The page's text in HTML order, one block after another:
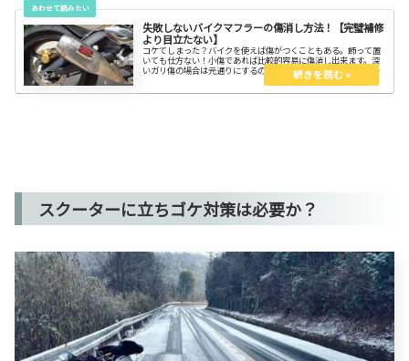
失敗しないバイクマフラーの傷消し方法！【完璧補修
より目立たない】
コケてしまった？バイクを使えば傷がつくこともある。飾って置
いても仕方ない！小傷であれば比較的容易に傷消し出来ます。深
いガリ傷の場合は元通りにするのは困難なので、目立たなく傷隠
しした方が効率的です。錆が出ると面倒なので錆対策もしっかり
スクーターに立ちゴケ対策は必要か？